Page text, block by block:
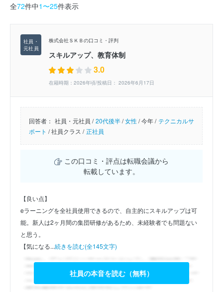
全72件中1〜25件表示
株式会社ＳＫＢの口コミ・評判
スキルアップ、教育体制
3.0
在籍時期：2026年頃/投稿日： 2026年6月17日
回答者： 社員・元社員 / 20代後半/女性/今年 / テクニカルサ
ポート /社員クラス / 正社員
この口コミ・評点は転職会議から
転載しています。
【良い点】
eラーニングを全社員使用できるので、自主的にスキルアップは可
能。新人は2ヶ月間の集団研修があるため、未経験者でも問題ない
と思う。
【気になる...続きを読む(全145文字)
社員の本音を読む（無料）